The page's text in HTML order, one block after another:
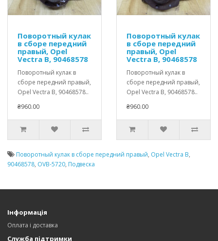
Поворотный кулак
в сборе передний
правый, Opel
Vectra B, 90468578
Поворотный кулак в
сборе передний правый,
Opel Vectra B, 90468578..
₴960.00
Поворотный кулак
в сборе передний
правый, Opel
Vectra B, 90468578
Поворотный кулак в
сборе передний правый,
Opel Vectra B, 90468578..
₴960.00
Поворотный кулак в сборе передний правый, Opel Vectra B,
90468578, OVB-5720, Подвеска
Інформація
Оплата і доставка
Служба підтримки